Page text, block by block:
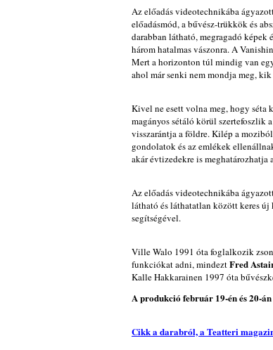
Az előadás videotechnikába
előadásmód, a bűvész-trükkök és
darabban látható, megragadó
három hatalmas vászonra. A
Mert a horizonton túl mindig van
ahol már senki nem mondja meg,
Kivel ne esett volna meg, hogy séta
magányos sétáló körül szertefoszlik
visszarántja a földre. Kilép a
gondolatok és az emlékek
akár évtizedekre is meghatározhatja
Az előadás videotechnikába
látható és láthatatlan között keres új
segítségével.
Ville Walo 1991 óta foglalkozik
funkciókat adni, mindeztFred
Kalle Hakkarainen 1997 óta
A produkció február 19-én és 20-
Cikk a darabról, a Teatteri